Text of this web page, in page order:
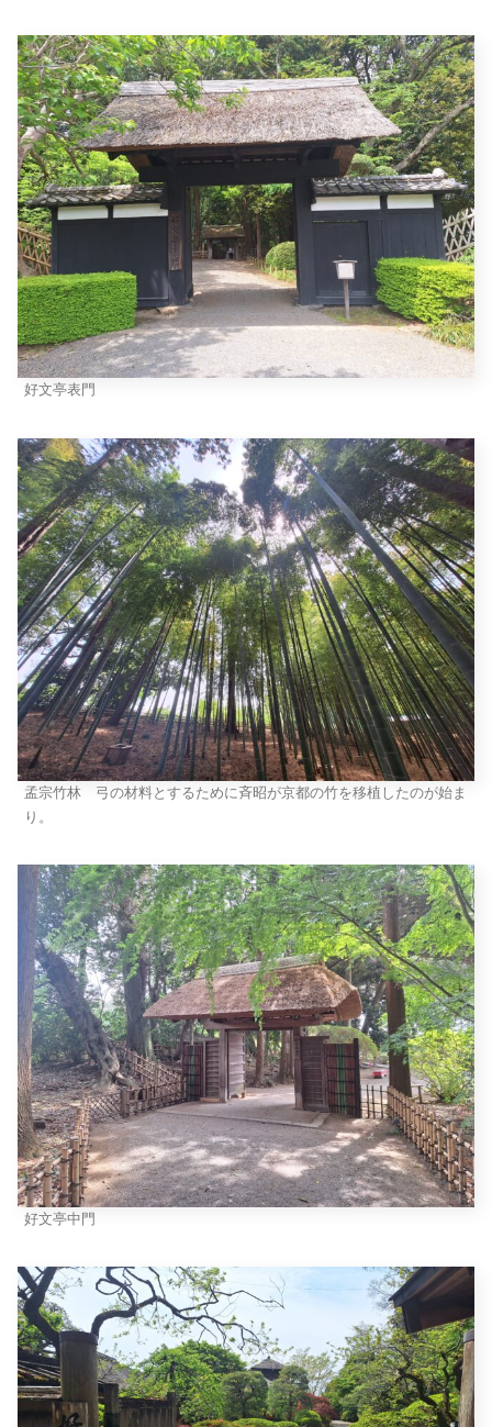
好文亭表門
孟宗竹林 弓の材料とするために斉昭が京都の竹を移植したのが始ま
り。
好文亭中門